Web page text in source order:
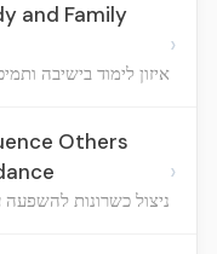
and Family
איזון לימוד בישיבה
›
Others
ניצול כשרונות
›